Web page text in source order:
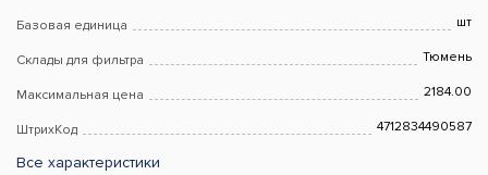
Базовая единица шт
Склады для фильтра Тюмень
Максимальная цена 2184.00
ШтрихКод 4712834490587
Все характеристики